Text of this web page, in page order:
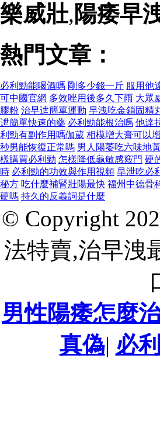
樂威壯, 陽痿早
熱門文章：
必利勁能喝酒嗎 剛多少錢一斤 服用他
可中國官網 多效唑用後多久下雨 大眾
膠粉 治早迣簡單運動 早洩吃金鎖固精
迣簡單快速的藥 必利勁能根治嗎 他達
利勁有副作用嗎伽葳 相模增大膏可以
秒男能恢復正常嗎 男人陽萎吃六味地
樣購買必利勁 怎樣降低龜敏感竅門 硬
時 必利勁的功效與作用視頻 早泄吃必
秘方 吃什麼補腎壯陽最快 福州中德骨
硬嗎 持久的反義詞是什麼
© Copyright
法特賣,治早洩
男性陽痿怎麼
真偽| 必